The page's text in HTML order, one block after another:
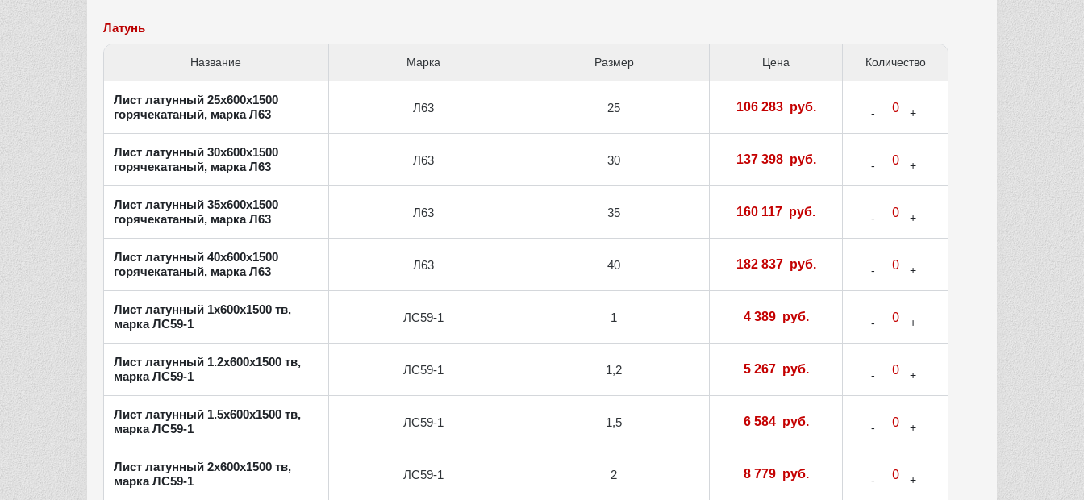
Латунь
Название Марка Размер Цена Количество
Лист латунный 25х600х1500
горячекатаный, марка Л63
Л63 25 106 283 руб.
Лист латунный 30х600х1500
горячекатаный, марка Л63
Л63 30 137 398 руб.
Лист латунный 35х600х1500
горячекатаный, марка Л63
Л63 35 160 117 руб.
Лист латунный 40х600х1500
горячекатаный, марка Л63
Л63 40 182 837 руб.
Лист латунный 1х600х1500 тв,
марка ЛС59-1
ЛС59-1 1 4 389 руб.
Лист латунный 1.2х600х1500 тв,
марка ЛС59-1
ЛС59-1 1,2 5 267 руб.
Лист латунный 1.5х600х1500 тв,
марка ЛС59-1
ЛС59-1 1,5 6 584 руб.
Лист латунный 2х600х1500 тв,
марка ЛС59-1
ЛС59-1 2 8 779 руб.